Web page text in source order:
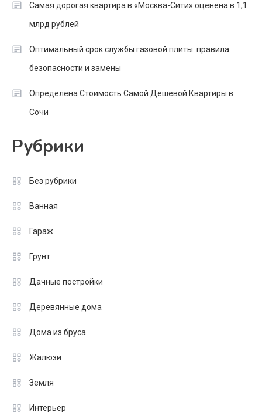
Самая дорогая квартира в «Москва-Сити» оценена в 1,1
млрд рублей
Оптимальный срок службы газовой плиты: правила
безопасности и замены
Определена Стоимость Самой Дешевой Квартиры в
Сочи
Рубрики
Без рубрики
Ванная
Гараж
Грунт
Дачные постройки
Деревянные дома
Дома из бруса
Жалюзи
Земля
Интерьер